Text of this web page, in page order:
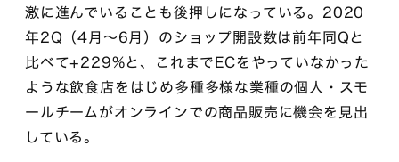
激に進んでいることも後押しになっている。2020
年2Q（4月～6月）のショップ開設数は前年同Qと
比べて+229%と、これまでECをやっていなかった
ような飲食店をはじめ多種多様な業種の個人・スモ
ールチームがオンラインでの商品販売に機会を見出
している。